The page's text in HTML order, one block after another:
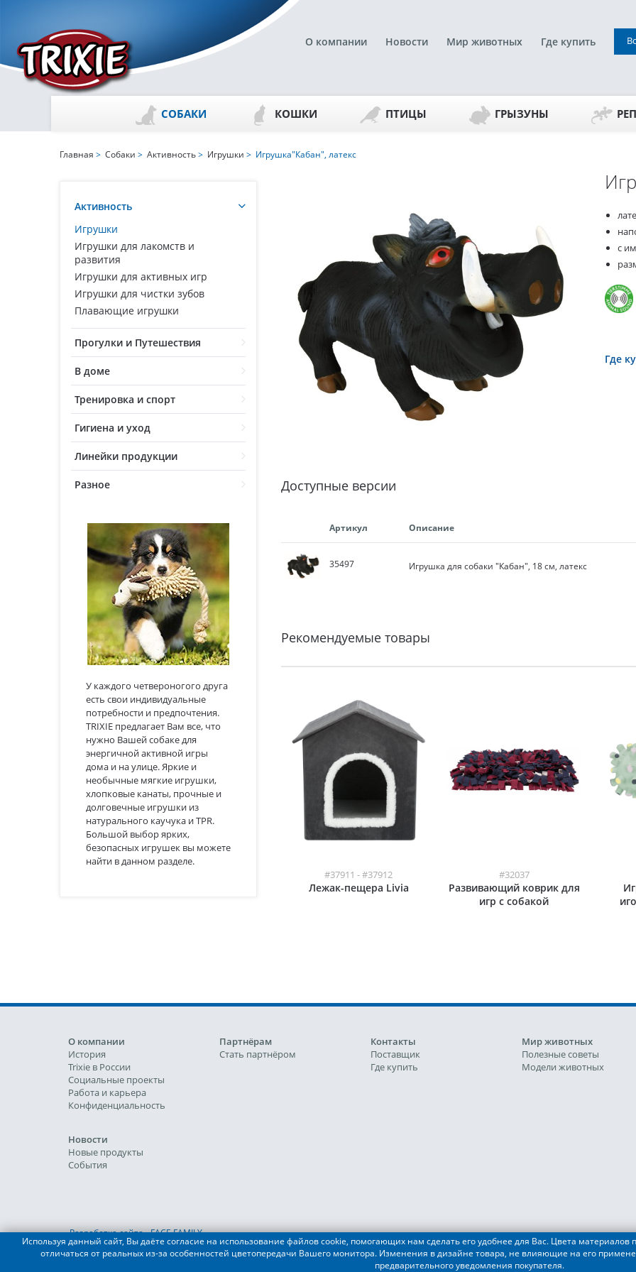
О компании Новости Мир животных Где купить
СОБАКИ КОШКИ ПТИЦЫ ГРЫЗУНЫ
Активность
Игрушки
Игрушки для лакомств и
развития
Игрушки для активных игр
Игрушки для чистки зубов
Плавающие игрушки
Прогулки и Путешествия
В доме
Тренировка и спорт
Гигиена и уход
Линейки продукции
Разное
У каждого четвероногого друга
есть свои индивидуальные
потребности и предпочтения.
TRIXIE предлагает Вам все, что
нужно Вашей собаке для
энергичной активной игры
дома и на улице. Яркие и
необычные мягкие игрушки,
хлопковые канаты, прочные и
долговечные игрушки из
натурального каучука и TPR.
Большой выбор ярких,
безопасных игрушек вы можете
найти в данном разделе.
Главная > Собаки > Активность> Игрушки > Игрушка"Кабан", латекс
с
Где
Доступные версии
Артикул Описание
35497 Игрушка для собаки "Кабан", 18 см, латекс
Рекомендуемые товары
#37911 - #37912
Лежак-пещера Livia
#32037
Развивающий коврик для
игр с собакой
О компании
История
Trixie в России
Социальные проекты
Работа и карьера
Конфиденциальность
Партнёрам
Стать партнёром
Контакты
Поставщик
Где купить
Мир животных
Полезные советы
Модели животных
Новости
Новые продукты
События
Разработка сайта - FACE FAMILY
© 2019-2022 TRIXIE Heimtierbedarf GmbH & Co. KG, ООО "ФАЛКОН ПЕТ"
Используя данный сайт, Вы даёте согласие на использование файлов cookie, помогающих нам сделать его удобнее для Вас. Цвета материалов
отличаться от реальных из-за особенностей цветопередачи Вашего монитора. Изменения в дизайне товара, не влияющие на его
предварительного уведомления покупателя.